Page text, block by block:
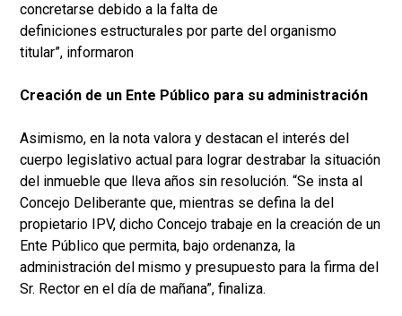
concretarse debido a la falta de
definiciones estructurales por parte del organismo
titular”, informaron
Creación de un Ente Público para su administración
Asimismo, en la nota valora y destacan el interés del
cuerpo legislativo actual para lograr destrabar la situación
del inmueble que lleva años sin resolución. “Se insta al
Concejo Deliberante que, mientras se defina la del
propietario IPV, dicho Concejo trabaje en la creación de un
Ente Público que permita, bajo ordenanza, la
administración del mismo y presupuesto para la firma del
Sr. Rector en el día de mañana”, finaliza.